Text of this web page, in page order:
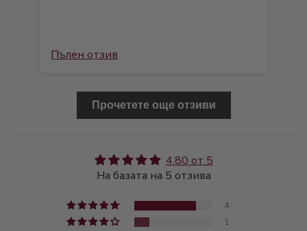
Пълен отзив
Прочетете още отзиви
4.80 от 5
На базата на 5 отзива
4
1